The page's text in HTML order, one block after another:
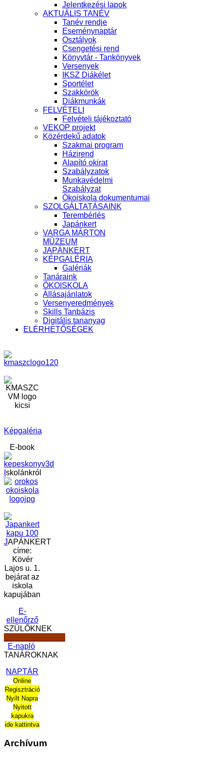
Jelentkezési lapok
AKTUÁLIS TANÉV
Tanév rendje
Eseménynaptár
Osztályok
Csengetési rend
Könyvtár - Tankönyvek
Versenyek
IKSZ Diákélet
Sportélet
Szakkörök
Diákmunkák
FELVÉTELI
Felvételi tájékoztató
VEKOP projekt
Közérdekű adatok
Szakmai program
Házirend
Alapító okirat
Szabályzatok
Munkavédelmi
Szabályzat
Ökoiskola dokumentumai
SZOLGÁLTATÁSAINK
Terembérlés
Japánkert
VARGA MÁRTON
MÚZEUM
JAPÁNKERT
KÉPGALÉRIA
Galériák
Tanáraink
ÖKOISKOLA
Állásajánlatok
Versenyeredmények
Skills Tanbázis
Digitális tananyag
ELÉRHETŐSÉGEK
Képgaléria
E-book
skolánkról
JAPÁNKERT
címe:
Kövér
Lajos u. 1.
bejárat az
iskola
kapujában
E-
ellenőrző
SZÜLŐKNEK
E-napló
TANÁROKNAK
NAPTÁR
Online
Regisztráció
Nyílt Napra
Nyitott
kapukra
ide kattintva
Archívum